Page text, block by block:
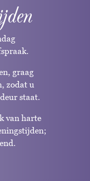
graag
zodat u
staat.
van harte